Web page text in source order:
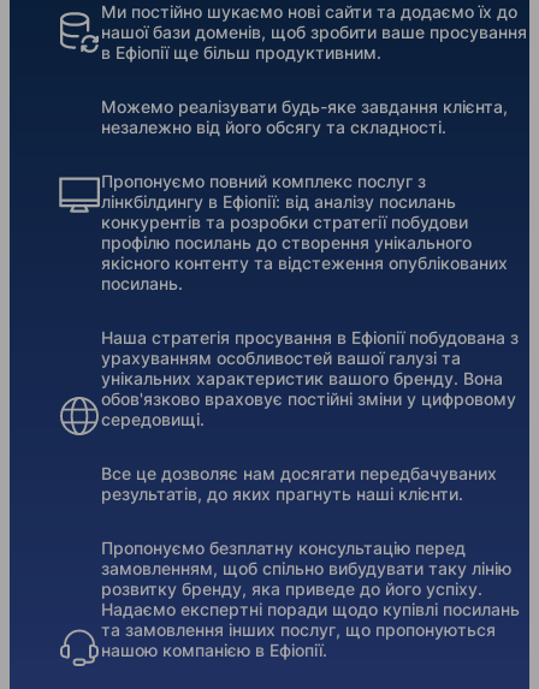
Ми постійно шукаємо нові сайти та додаємо їх до
нашої бази доменів, щоб зробити ваше просування
в Ефіопії ще більш продуктивним.
Можемо реалізувати будь-яке завдання клієнта,
незалежно від його обсягу та складності.
Пропонуємо повний комплекс послуг з
лінкбілдингу в Ефіопії: від аналізу посилань
конкурентів та розробки стратегії побудови
профілю посилань до створення унікального
якісного контенту та відстеження опублікованих
посилань.
Наша стратегія просування в Ефіопії побудована з
урахуванням особливостей вашої галузі та
унікальних характеристик вашого бренду. Вона
обов'язково враховує постійні зміни у цифровому
середовищі.
Все це дозволяє нам досягати передбачуваних
результатів, до яких прагнуть наші клієнти.
Пропонуємо безплатну консультацію перед
замовленням, щоб спільно вибудувати таку лінію
розвитку бренду, яка приведе до його успіху.
Надаємо експертні поради щодо купівлі посилань
та замовлення інших послуг, що пропонуються
нашою компанією в Ефіопії.